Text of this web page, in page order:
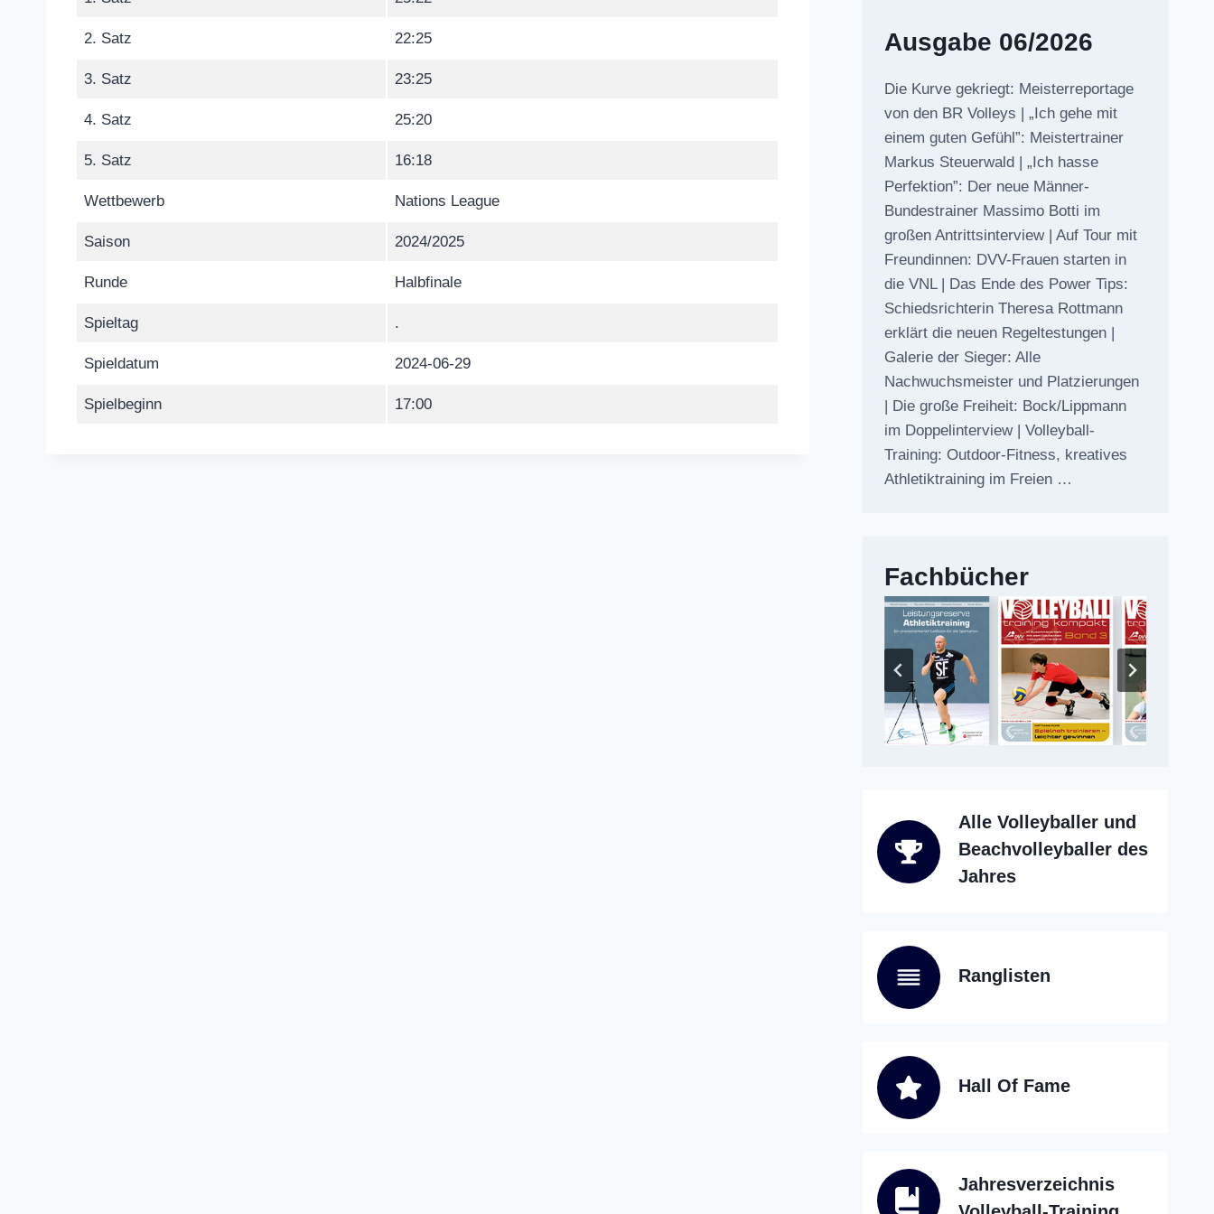
2. Satz 22:25
3. Satz 23:25
4. Satz 25:20
5. Satz 16:18
Wettbewerb Nations League
Saison 2024/2025
Runde Halbfinale
Spieltag .
Spieldatum 2024-06-29
Spielbeginn 17:00
Ausgabe 06/2026
Die Kurve gekriegt: Meisterreportage
von den BR Volleys | „Ich gehe mit
einem guten Gefühl”: Meistertrainer
Markus Steuerwald | „Ich hasse
Perfektion”: Der neue Männer-
Bundestrainer Massimo Botti im
großen Antrittsinterview | Auf Tour mit
Freundinnen: DVV-Frauen starten in
die VNL | Das Ende des Power Tips:
Schiedsrichterin Theresa Rottmann
erklärt die neuen Regeltestungen |
Galerie der Sieger: Alle
Nachwuchsmeister und Platzierungen
| Die große Freiheit: Bock/Lippmann
im Doppelinterview | Volleyball-
Training: Outdoor-Fitness, kreatives
Athletiktraining im Freien …
Fachbücher
Alle Volleyballer und
Beachvolleyballer des
Jahres
Ranglisten
Hall Of Fame
Jahresverzeichnis